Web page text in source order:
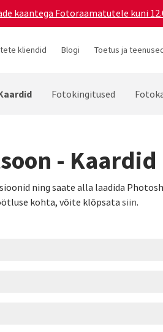
kaantega Fotoraamatutele kuni
kliendid Blogi Toetus ja
Fotokingitused
- Kaardid
ning saate alla laadida
kohta, võite klõpsata siin.